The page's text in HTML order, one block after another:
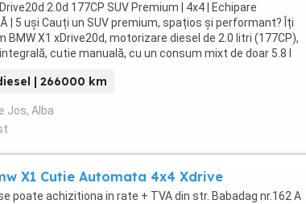
2.0d 177CP SUV Premium | 4x4 | Echipare
| 5 uși Cauți un SUV premium, spațios și performant? Îți
BMW X1 xDrive20d, motorizare diesel de 2.0 litri (177CP),
cutie manuală, cu un consum mixt de doar 5.8 l
| 266000 km
Jos, Alba
X1 Cutie Automata 4x4 Xdrive
poate achizitiona in rate + TVA din str. Babadag nr.162 A